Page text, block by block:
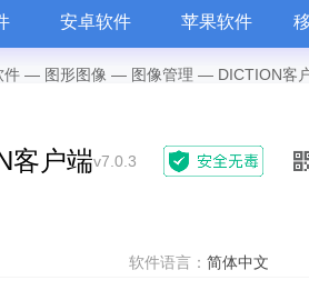
安卓软件 苹果软件
件 — 图形图像 — 图像管理 — DICTION客
客户端v7.0.3
软件语言：简体中文